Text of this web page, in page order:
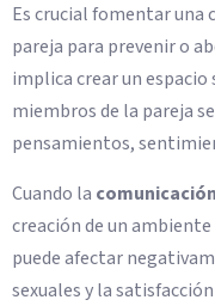
Es crucial fomentar una
pareja para prevenir o
implica crear un espacio
miembros de la pareja
pensamientos,
Cuando la
creación de un
puede afectar
sexuales y la